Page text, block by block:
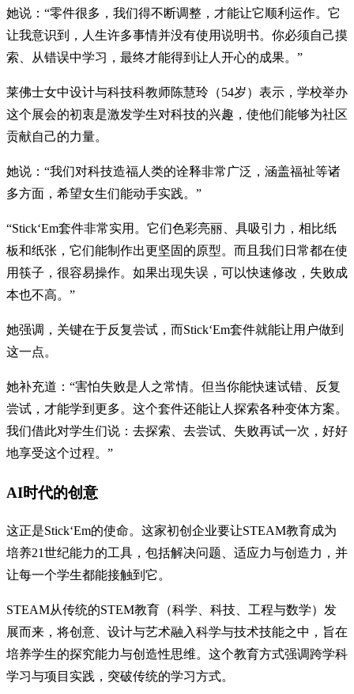
她说：“零件很多，我们得不断调整，才能让它顺利运作。它
让我意识到，人生许多事情并没有使用说明书。你必须自己摸
索、从错误中学习，最终才能得到让人开心的成果。”
莱佛士女中设计与科技科教师陈慧玲（54岁）表示，学校举办
这个展会的初衷是激发学生对科技的兴趣，使他们能够为社区
贡献自己的力量。
她说：“我们对科技造福人类的诠释非常广泛，涵盖福祉等诸
多方面，希望女生们能动手实践。”
“Stick‘Em套件非常实用。它们色彩亮丽、具吸引力，相比纸
板和纸张，它们能制作出更坚固的原型。而且我们日常都在使
用筷子，很容易操作。如果出现失误，可以快速修改，失败成
本也不高。”
她强调，关键在于反复尝试，而Stick‘Em套件就能让用户做到
这一点。
她补充道：“害怕失败是人之常情。但当你能快速试错、反复
尝试，才能学到更多。这个套件还能让人探索各种变体方案。
我们借此对学生们说：去探索、去尝试、失败再试一次，好好
地享受这个过程。”
AI时代的创意
这正是Stick‘Em的使命。这家初创企业要让STEAM教育成为
培养21世纪能力的工具，包括解决问题、适应力与创造力，并
让每一个学生都能接触到它。
STEAM从传统的STEM教育（科学、科技、工程与数学）发
展而来，将创意、设计与艺术融入科学与技术技能之中，旨在
培养学生的探究能力与创造性思维。这个教育方式强调跨学科
学习与项目实践，突破传统的学习方式。